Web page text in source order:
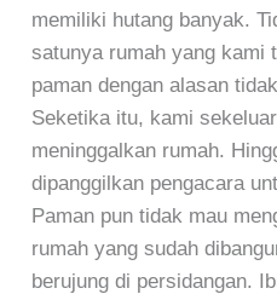
memiliki hutang banyak.
satunya rumah yang kami
paman dengan alasan
Seketika itu, kami
meninggalkan rumah.
dipanggilkan pengacara
Paman pun tidak mau
rumah yang sudah
berujung di persidangan.